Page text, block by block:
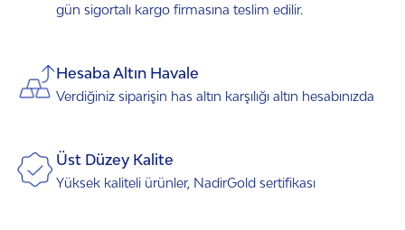
gün sigortalı kargo firmasına teslim edilir.
Hesaba Altın Havale
Verdiğiniz siparişin has altın karşılığı altın hesabınızda
Üst Düzey Kalite
Yüksek kaliteli ürünler, NadirGold sertifikası